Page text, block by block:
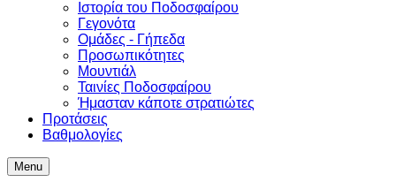
Ιστορία του Ποδοσφαίρου
Γεγονότα
Ομάδες - Γήπεδα
Προσωπικότητες
Μουντιάλ
Ταινίες Ποδοσφαίρου
Ήμασταν κάποτε στρατιώτες
Προτάσεις
Βαθμολογίες
Menu